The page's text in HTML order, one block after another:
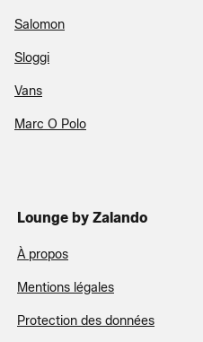
Salomon
Sloggi
Vans
Marc O Polo
Lounge by Zalando
À propos
Mentions légales
Protection des données